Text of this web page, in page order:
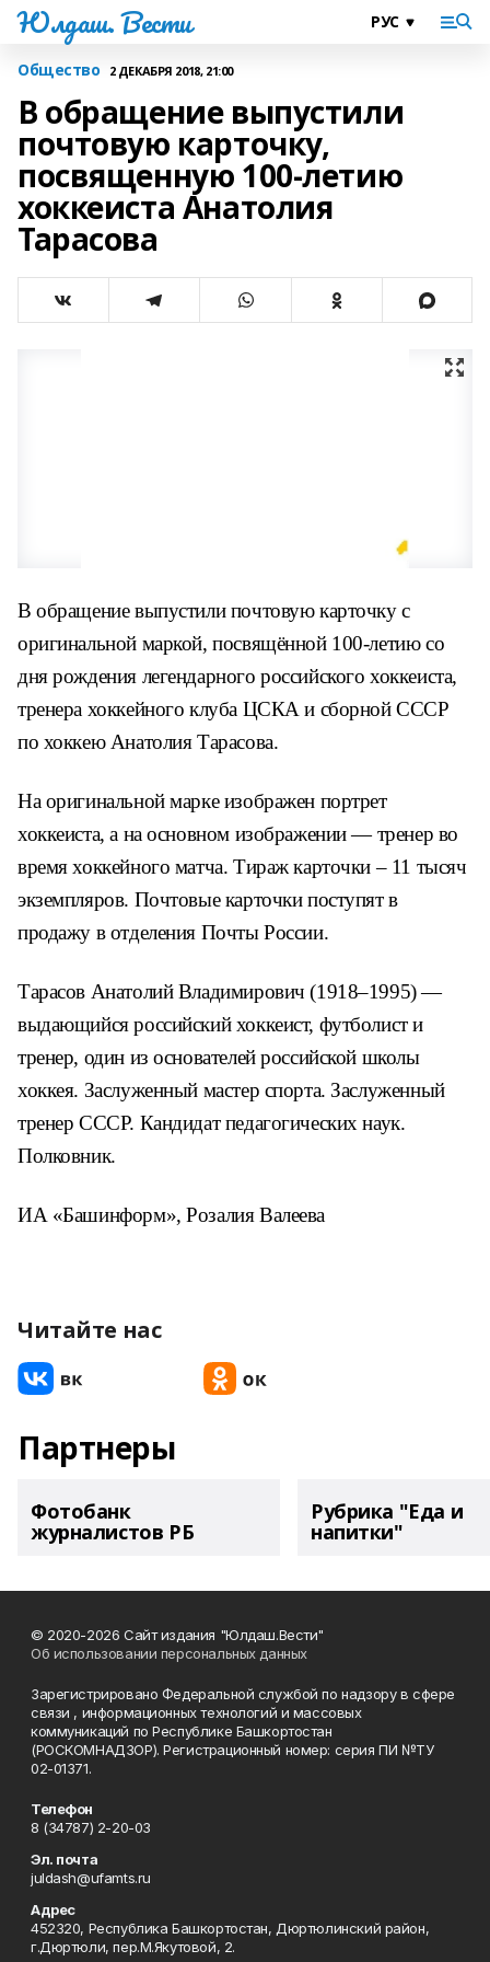
Юлдаш. Вести
Общество 2 ДЕКАБРЯ 2018, 21:00
В обращение выпустили
почтовую карточку,
посвященную 100-летию
хоккеиста Анатолия
Тарасова
В обращение выпустили почтовую карточку с
оригинальной маркой, посвящённой 100-летию со
дня рождения легендарного российского хоккеиста,
тренера хоккейного клуба ЦСКА и сборной СССР
по хоккею Анатолия Тарасова.
На оригинальной марке изображен портрет
хоккеиста, а на основном изображении — тренер во
время хоккейного матча. Тираж карточки – 11 тысяч
экземпляров. Почтовые карточки поступят в
продажу в отделения Почты России.
Тарасов Анатолий Владимирович (1918–1995) ―
выдающийся российский хоккеист, футболист и
тренер, один из основателей российской школы
хоккея. Заслуженный мастер спорта. Заслуженный
тренер СССР. Кандидат педагогических наук.
Полковник.
ИА «Башинформ», Розалия Валеева
Читайте нас
Партнеры
Фотобанк
журналистов РБ
Рубрика "Еда и
напитки"
© 2020-2026 Сайт издания "Юлдаш.Вести"
Об использовании персональных данных
Зарегистрировано Федеральной службой по надзору в сфере
связи , информационных технологий и массовых
коммуникаций по Республике Башкортостан
(РОСКОМНАДЗОР). Регистрационный номер: серия ПИ №ТУ
02-01371.
Телефон
8 (34787) 2-20-03
Эл. почта
juldash@ufamts.ru
Адрес
452320, Республика Башкортостан, Дюртюлинский район,
г.Дюртюли, пер.М.Якутовой, 2.